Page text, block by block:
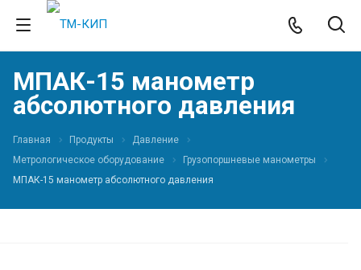
МПАК-15 манометр
абсолютного давления
Главная Продукты
Давление
Метрологическое оборудование
Грузопоршневые манометры
МПАК-15 манометр абсолютного давления